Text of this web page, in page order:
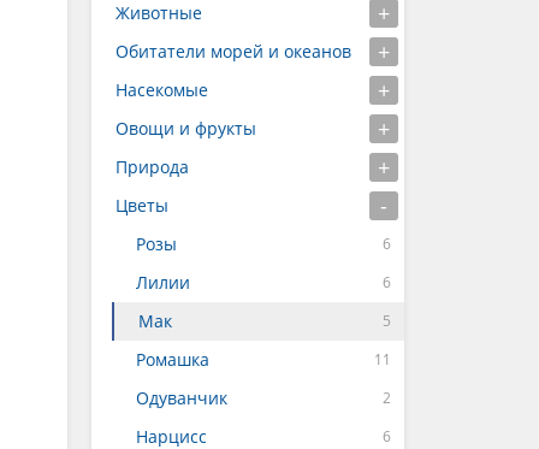
Животные
Обитатели морей и океанов
Насекомые
Овощи и фрукты
Природа
Цветы
Розы
Лилии
Мак
Ромашка
Одуванчик
Нарцисс